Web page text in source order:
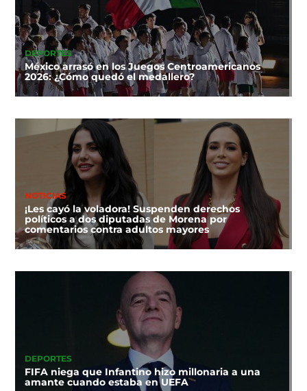
DEPORTES
México arrasó en los Juegos Centroamericanos
2026: ¿Cómo quedó el medallero?
NOTICIAS
¡Les cayó la voladora! Suspenden derechos
políticos a dos diputadas de Morena por
comentarios contra adultos mayores
DEPORTES
FIFA niega que Infantino hizo millonaria a una
amante cuando estaba en UEFA